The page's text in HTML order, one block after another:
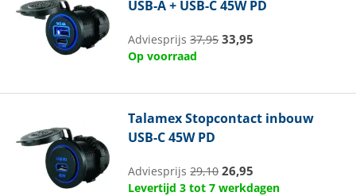
USB-A + USB-C 45W PD
Adviesprijs37,95 33,95
Op voorraad
TalamexStopcontact inbouw
USB-C 45W PD
Adviesprijs29,10 26,95
Levertijd 3 tot 7 werkdagen